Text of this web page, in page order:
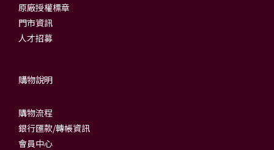
原廠授權標章
門市資訊
人才招募
購物說明
購物流程
銀行匯款/轉帳資訊
會員中心